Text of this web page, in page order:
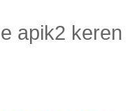
apik2 keren